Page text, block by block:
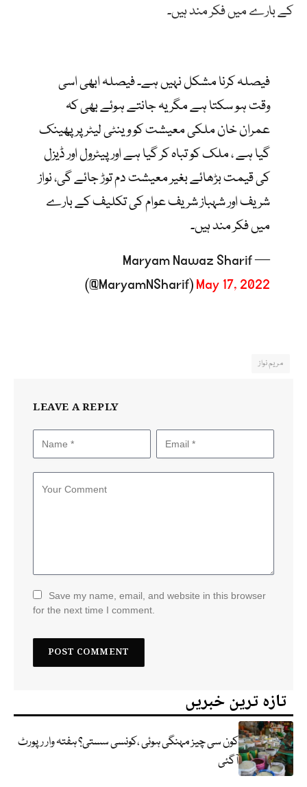
کے بارے میں فکر مند ہیں۔
فیصلہ کرنا مشکل نہیں ہے۔ فیصلہ ابھی اسی
وقت ہو سکتا ہے مگر یہ جانتے ہوئے بھی کہ
عمران خان ملکی معیشت کو وینٹی لیٹر پر پھینک
گیا ہے ، ملک کو تباہ کر گیا ہے اور پیٹرول اور ڈیزل
کی قیمت بڑھائے بغیر معیشت دم توڑ جائے گی، نواز
شریف اور شہباز شریف عوام کی تکلیف کے بارے
میں فکر مند ہیں۔
— Maryam Nawaz Sharif
(@MaryamNSharif)May 17, 2022
مریم نواز
LEAVE A REPLY
Save my name, email, and website in this browser
for the next time I comment.
تازہ ترین خبریں
کون سی چیز مہنگی ہوئی ،کونسی سستی؟ ہفتہ وار رپورٹ
آگئی